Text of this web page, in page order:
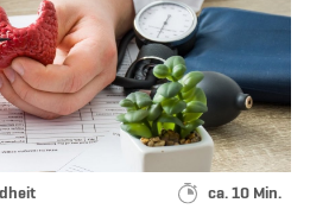
Lesedauer:
ca. 10 Min.